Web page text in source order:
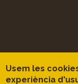
Usem les
experiència